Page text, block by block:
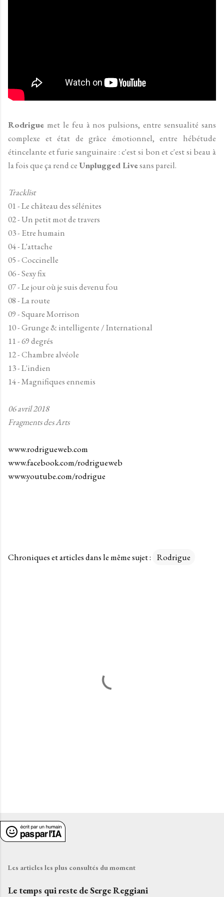
Rodrigue met le feu à nos pulsions, entre sensualité sans
complexe et état de grâce émotionnel, entre hébétude
étincelante et furie sanguinaire : c'est si bon et c'est si beau à
la fois que ça rend ce Unplugged Livesans pareil.
Tracklist
01 - Le château des sélénites
02 - Un petit mot de travers
03 - Etre humain
04 - L'attache
05 - Coccinelle
06 - Sexy fix
07 - Le jour où je suis devenu fou
08 - La route
09 - Square Morrison
10 - Grunge & intelligente / International
11 - 69 degrés
12 - Chambre alvéole
13 - L'indien
14 - Magnifiques ennemis
06 avril 2018
Fragments des Arts
www.rodrigueweb.com
www.facebook.com/rodrigueweb
www.youtube.com/rodrigue
Chroniques et articles dans le même sujet : Rodrigue
Les articles les plus consultés du moment
Le temps qui reste de Serge Reggiani